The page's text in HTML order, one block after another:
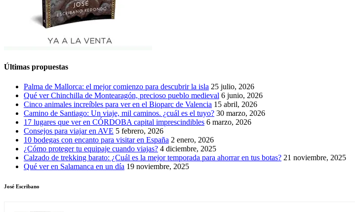
Últimas propuestas
Palma de Mallorca: el mejor comienzo para descubrir la isla 25 julio, 2026
Qué ver Chinchilla de Montearagón, precioso pueblo medieval 6 junio, 2026
Cinco animales increíbles para ver en el Bioparc de Valencia 15 abril, 2026
Camino de Santiago: Un viaje, mil caminos. ¿cuál es el tuyo? 30 marzo, 2026
17 lugares que ver en CÓRDOBA capital imprescindibles 6 marzo, 2026
Consejos para viajar en AVE 5 febrero, 2026
10 bodegas con encanto para visitar en España 2 enero, 2026
¿Cómo proteger tu equipaje cuando viajas? 4 diciembre, 2025
Calzado de trekking barato: ¿Cuál es la mejor temporada para ahorrar en tus botas? 21 noviembre, 2025
Qué ver en Salamanca en un día 19 noviembre, 2025
José Escribano